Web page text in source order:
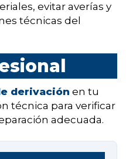
evitar averías y
técnicas del
derivación en tu
técnica para verificar
adecuada.